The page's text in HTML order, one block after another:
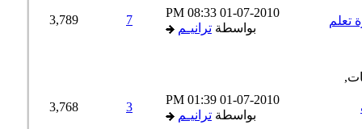
01-07-2010
08:33 PM
بواسطةترانيـم
3,789
01-07-2010
01:39 PM
بواسطةترانيـم
3,768